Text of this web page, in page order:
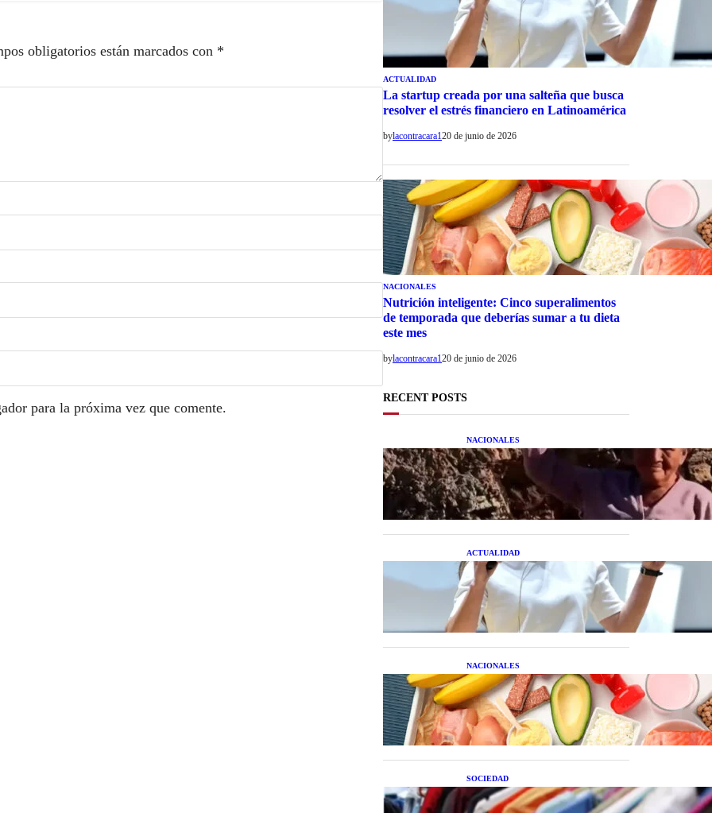
obligatorios están marcados con *
para la próxima vez que comente.
ACTUALIDAD
La startup creada por una salteña que busca
resolver el estrés financiero en Latinoamérica
bylacontracara120 de junio de 2026
NACIONALES
Nutrición inteligente: Cinco superalimentos
de temporada que deberías sumar a tu dieta
este mes
bylacontracara120 de junio de 2026
RECENT POSTS
NACIONALES
Una mujer asegura haber
peleado con un extraterrestre
cuerpo a cuerpo
ACTUALIDAD
La startup creada por una
salteña que busca resolver el
estrés financiero en
Latinoamérica
NACIONALES
Nutrición inteligente: Cinco
superalimentos de temporada
que deberías sumar a tu dieta
este mes
SOCIEDAD
Las grandes marcas globales
se suman a la tendencia de la